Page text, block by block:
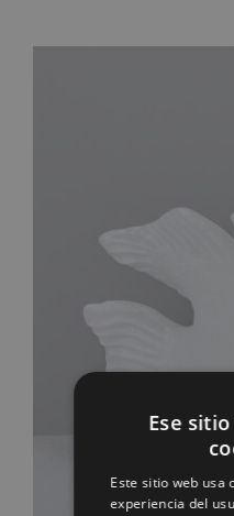
Ese
Este sitio web usa
experiencia del